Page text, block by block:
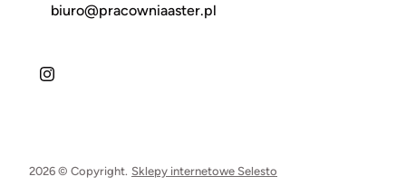
biuro@pracowniaaster.pl
2026 © Copyright. Sklepy internetowe Selesto